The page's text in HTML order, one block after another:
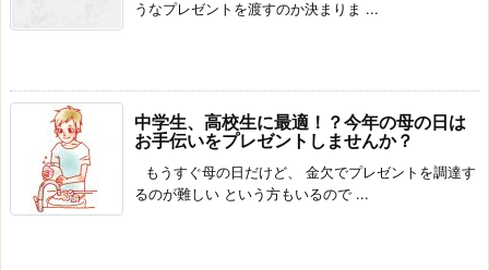
うなプレゼントを渡すのか決まりま ...
中学生、高校生に最適！？今年の母の日は
お手伝いをプレゼントしませんか？
もうすぐ母の日だけど、 金欠でプレゼントを調達す
るのが難しい という方もいるので ...